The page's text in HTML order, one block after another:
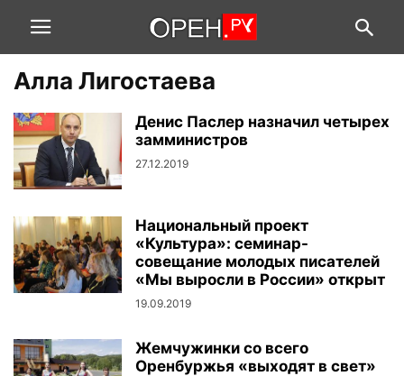
Алла Лигостаева
Денис Паслер назначил четырех
замминистров
27.12.2019
Национальный проект
«Культура»: семинар-
совещание молодых писателей
«Мы выросли в России» открыт
19.09.2019
Жемчужинки со всего
Оренбуржья «выходят в свет»